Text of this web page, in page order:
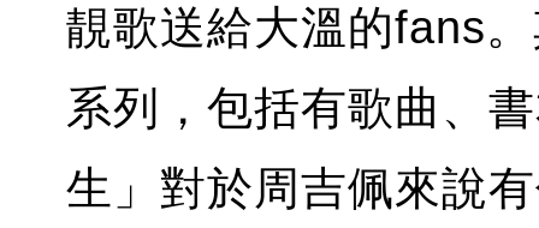
靚歌送給大溫的fans
系列，包括有歌曲、
生」對於周吉佩來說